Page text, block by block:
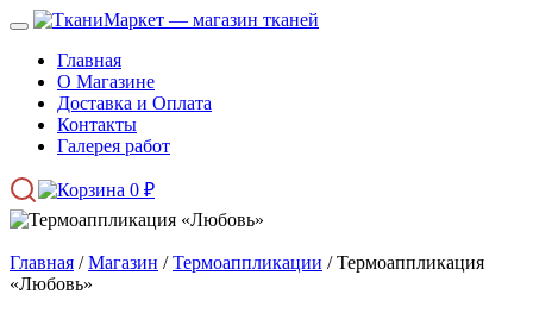
Главная
О Магазине
Доставка и Оплата
Контакты
Галерея работ
0 ₽
Главная /Магазин /Термоаппликации / Термоаппликация
«Любовь»